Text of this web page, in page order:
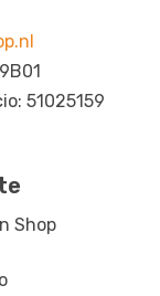
51025159
Shop